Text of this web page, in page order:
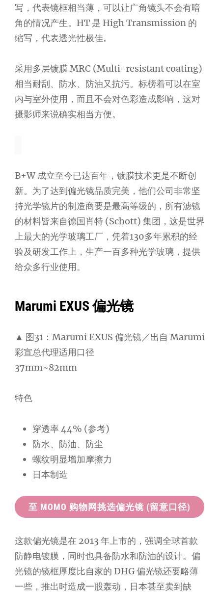
写，代表镜框相当薄，可以让广角镜头不会有暗
角的情况产生。HT 是 High Transmission 的
缩写，代表透光性极佳。
采用多层镀膜 MRC (Multi-resistant coating)
相当耐刮、防水、防油又抗污。标榜着可以在室
内与室外使用，而且不会对色彩造成影响，这对
摄影师来说确实相当方便。
B+W 成立至今已达百年，镀膜技术更是不断创
新。为了达到偏光镜品质完美，他们公司非常坚
持光学镜片的制造商要是最高等级的，所有滤镜
的材料皆来自德国肖特 (Schott) 集团，这是世界
上最大的光学玻璃工厂，凭着130多年累积的经
验及研发工作上，生产一百多种光学玻璃，提供
给众多行业使用。
Marumi EXUS 偏光镜
▲ 图31：Marumi EXUS 偏光镜／出自 Marumi
彩宣总代理适用口径
37mm~82mm
特色
穿透率 44% (参考)
防水、防油、防尘
螺纹明显增加摩擦力
日本制造
至 MOMO 购物网挑选偏光镜 (留意口径)
这款偏光镜是在 2013 年上市的，强调全球首款
防静电镀膜，同时也具备防水和防油的设计。偏
光镜的镜框厚度比自家的 DHG 偏光镜还要略薄
一些，推出时造成一股轰动，日本甚至卖到缺